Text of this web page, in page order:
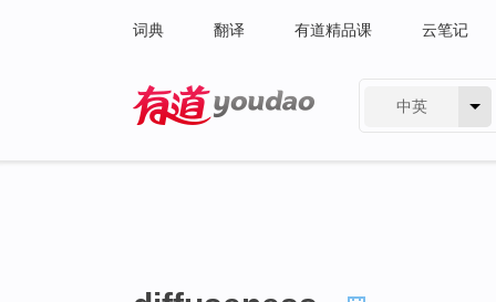
词典 翻译 有道精品课 云笔记
中英